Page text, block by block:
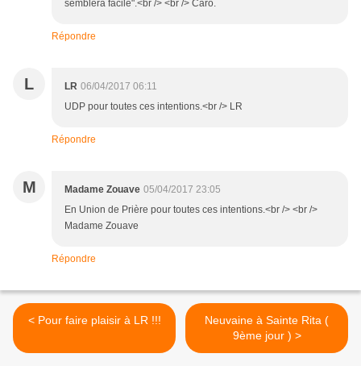
semblera facile".<br /> <br /> Caro.
Répondre
L LR 06/04/2017 06:11
UDP pour toutes ces intentions.<br /> LR
Répondre
M Madame Zouave 05/04/2017 23:05
En Union de Prière pour toutes ces intentions.<br /> <br />
Madame Zouave
Répondre
< Pour faire plaisir à LR !!!
Neuvaine à Sainte Rita (
9ème jour ) >